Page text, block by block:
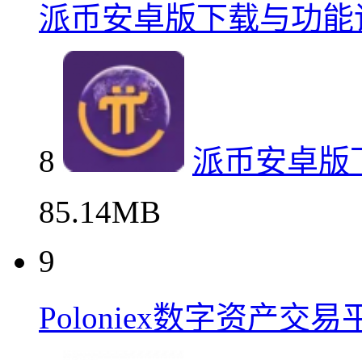
派币安卓版下载与功能
8
派币安卓版
85.14MB
9
Poloniex数字资产交易